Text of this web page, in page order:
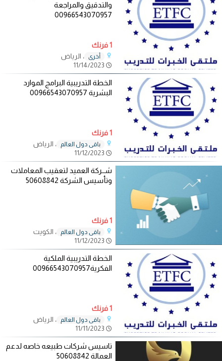
والتدقيق والمراجعة
00966543070957
1 فرنك
أخرى
، الرياض
الخطة التدريبية البرامج الموارد
البشرية 00966543070957
1 فرنك
باقي دول العالم
، الرياض
شــركة العميد لتعقيب المعاملات
وتأسيس الشركة 50608842
1 فرنك
باقي دول العالم
، الكويت
الخطة التدريبية الملكية
الفكرية00966543070957
1 فرنك
باقي دول العالم
، الرياض
تاسيس شركات طبيعه خاصه لدعم
العمالة 50608842